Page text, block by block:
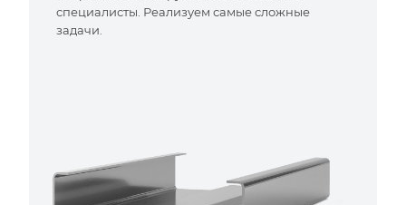
специалисты. Реализуем самые сложные
задачи.